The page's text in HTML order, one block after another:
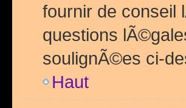
fournir de conseil
questions
soulignÃ©es ci-
Haut